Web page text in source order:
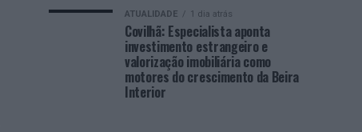
ATUALIDADE 1 dia atrás
Covilhã: Especialista aponta
investimento estrangeiro e
valorização imobiliária como
motores do crescimento da Beira
Interior